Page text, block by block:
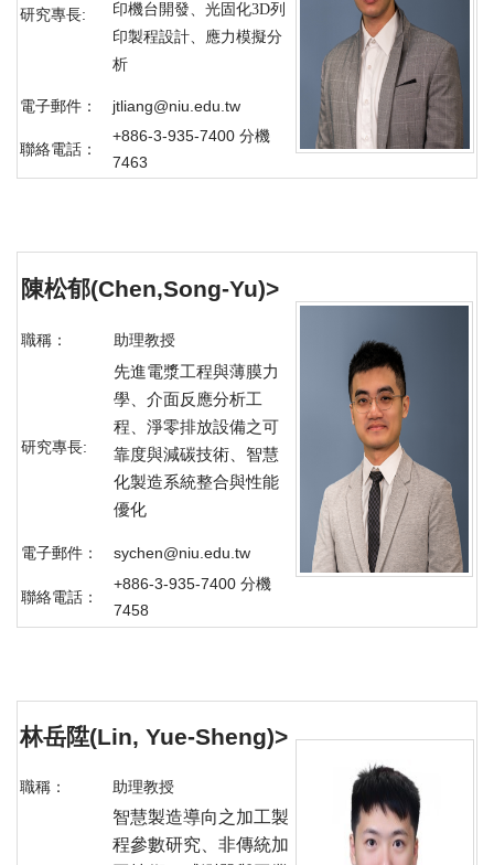
研究專長:
印機台開發、光固化3D列
印製程設計、應力模擬分
析
電子郵件： jtliang@niu.edu.tw
聯絡電話：
+886-3-935-7400 分機
7463
陳松郁(Chen,Song-Yu)>
職稱： 助理教授
研究專長:
先進電漿工程與薄膜力
學、介面反應分析工
程、淨零排放設備之可
靠度與減碳技術、智慧
化製造系統整合與性能
優化
電子郵件： sychen@niu.edu.tw
聯絡電話：
+886-3-935-7400 分機
7458
林岳陞(Lin, Yue-Sheng)>
職稱： 助理教授
智慧製造導向之加工製
程參數研究、非傳統加